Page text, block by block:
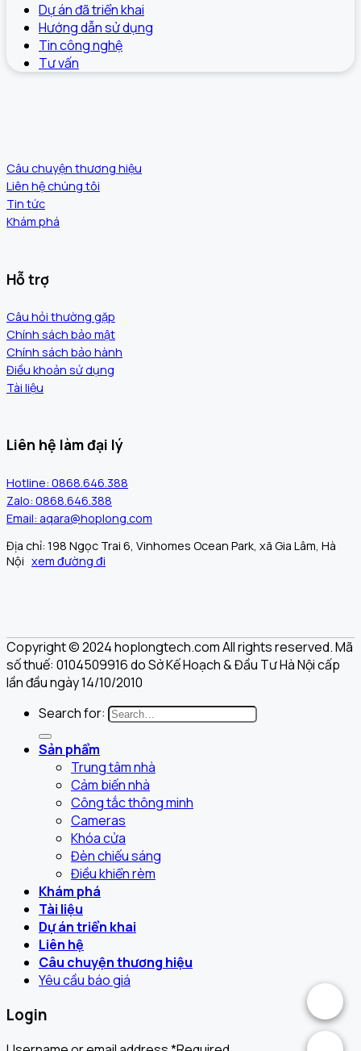
Dự án đã triển khai
Hướng dẫn sử dụng
Tin công nghệ
Tư vấn
Câu chuyện thương hiệu
Liên hệ chúng tôi
Tin tức
Khám phá
Hỗ trợ
Câu hỏi thường gặp
Chính sách bảo mật
Chính sách bảo hành
Điều khoản sử dụng
Tài liệu
Liên hệ làm đại lý
Hotline: 0868.646.388
Zalo: 0868.646.388
Email: aqara@hoplong.com
Địa chỉ: 198 Ngọc Trai 6, Vinhomes Ocean Park, xã Gia Lâm, Hà
Nội xem đường đi
Copyright © 2024 hoplongtech.com All rights reserved. Mã
số thuế: 0104509916 do Sở Kế Hoạch & Đầu Tư Hà Nội cấp
lần đầu ngày 14/10/2010
Search for:
Sản phẩm
Trung tâm nhà
Cảm biến nhà
Công tắc thông minh
Cameras
Khóa cửa
Đèn chiếu sáng
Điều khiển rèm
Khám phá
Tài liệu
Dự án triển khai
Liên hệ
Câu chuyện thương hiệu
Yêu cầu báo giá
Login